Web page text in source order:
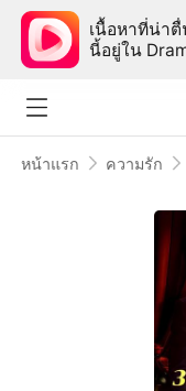
เนื้อหาที่น่า
นี้อยู่ใน
หน้าแรก ความรัก